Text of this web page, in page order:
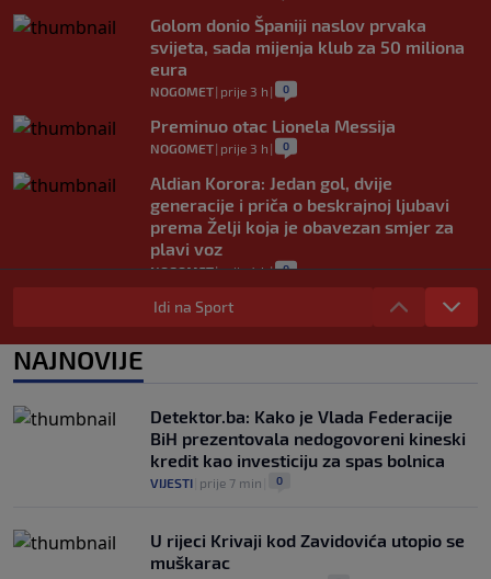
Golom donio Španiji naslov prvaka
svijeta, sada mijenja klub za 50 miliona
eura
NOGOMET| prije 3 h | 0
Preminuo otac Lionela Messija
NOGOMET| prije 3 h | 0
Aldian Korora: Jedan gol, dvije
generacije i priča o beskrajnoj ljubavi
prema Želji koja je obavezan smjer za
plavi voz
NOGOMET|prije 4 h| 0
Predsjednik FIFA-e negira tvrdnju da je
UEFA platila navodnoj "ljubavnici"
0
Navijači poručuju da je "stvoren za ovaj
klub"
NOGOMET 0
Idi na Sport
NAJNOVIJE
Detektor.ba: Kako je Vlada Federacije
BiH prezentovala nedogovoreni kineski
kredit kao investiciju za spas bolnica
VIJESTI prije 7 min 0
U rijeci Krivaji kod Zavidovića utopio se
muškarac